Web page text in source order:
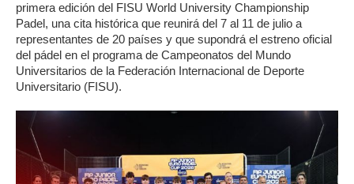
primera edición del FISU World University Championship
Padel, una cita histórica que reunirá del 7 al 11 de julio a
representantes de 20 países y que supondrá el estreno oficial
del pádel en el programa de Campeonatos del Mundo
Universitarios de la Federación Internacional de Deporte
Universitario (FISU).